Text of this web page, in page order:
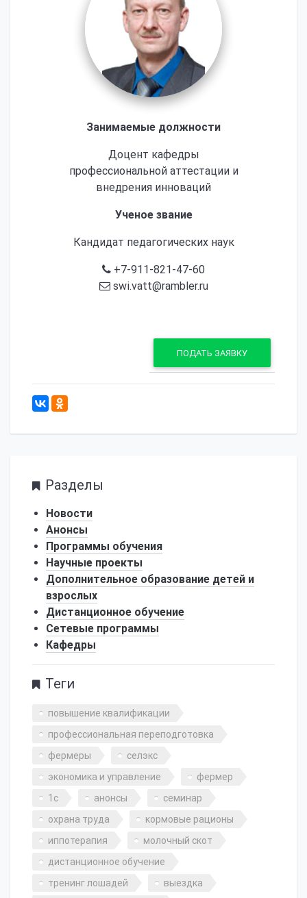
Занимаемые должности
Доцент кафедры
профессиональной аттестации и
внедрения инноваций
Ученое звание
Кандидат педагогических наук
+7-911-821-47-60
swi.vatt@rambler.ru
ПОДАТЬ ЗАЯВКУ
Разделы
Новости
Анонсы
Программы обучения
Научные проекты
Дополнительное образование детей и
взрослых
Дистанционное обучение
Сетевые программы
Кафедры
Теги
повышение квалификации
профессиональная переподготовка
фермеры
селэкс
экономика и управление
фермер
1с
анонсы
семинар
охрана труда
кормовые рационы
иппотерапия
молочный скот
дистанционное обучение
тренинг лошадей
выездка